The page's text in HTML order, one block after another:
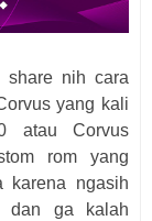
nih cara
yang kali
atau Corvus
rom yang
karena ngasih
dan ga kalah